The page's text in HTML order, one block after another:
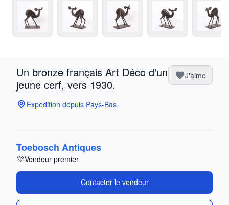
Un bronze français Art Déco d'un
jeune cerf, vers 1930.
J'aime
Expedition depuis Pays-Bas
Toebosch Antiques
Vendeur premier
Contacter le vendeur